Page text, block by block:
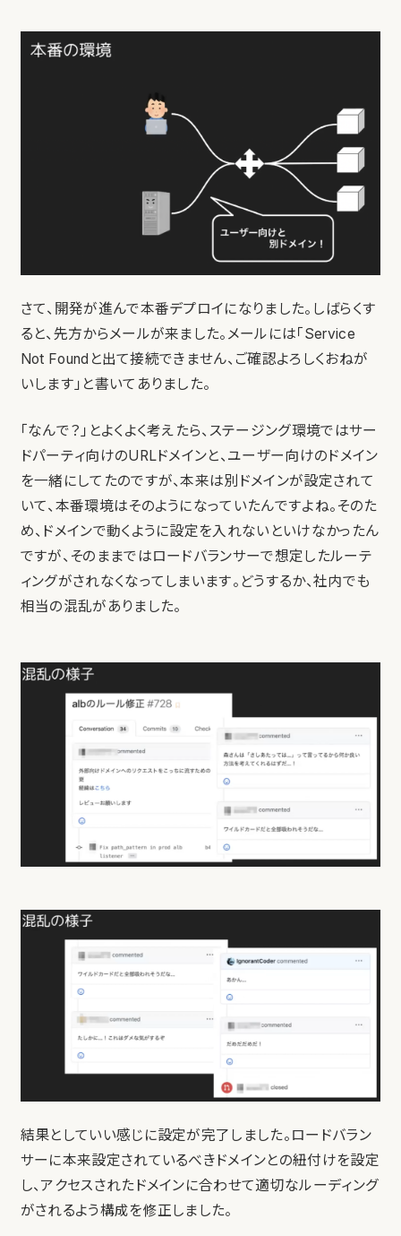
さて、開発が進んで本番デプロイになりました。しばらくす
ると、先方からメールが来ました。メールには「Service
Not Foundと出て接続できません、ご確認よろしくおねが
いします」と書いてありました。
「なんで？」とよくよく考えたら、ステージング環境ではサー
ドパーティ向けのURLドメインと、ユーザー向けのドメイン
を一緒にしてたのですが、本来は別ドメインが設定されて
いて、本番環境はそのようになっていたんですよね。そのた
め、ドメインで動くように設定を入れないといけなかったん
ですが、そのままではロードバランサーで想定したルーテ
ィングがされなくなってしまいます。どうするか、社内でも
相当の混乱がありました。
結果としていい感じに設定が完了しました。ロードバラン
サーに本来設定されているべきドメインとの紐付けを設定
し、アクセスされたドメインに合わせて適切なルーディング
がされるよう構成を修正しました。